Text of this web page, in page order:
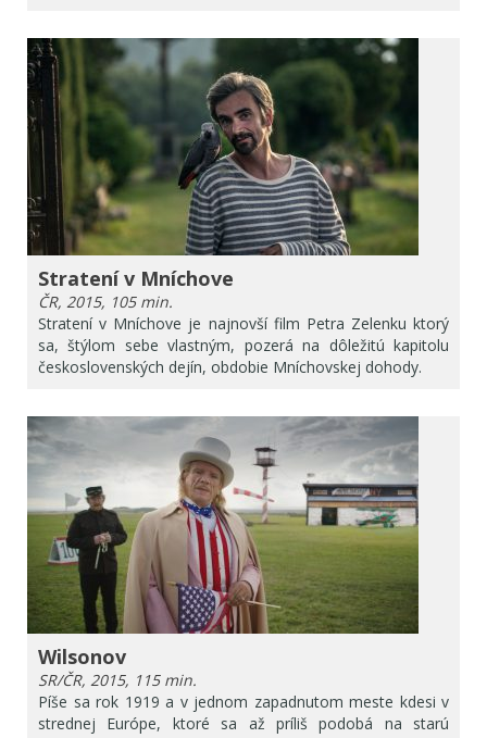
Stratení v Mníchove
ČR, 2015, 105 min.
Stratení v Mníchove je najnovší film Petra Zelenku ktorý
sa, štýlom sebe vlastným, pozerá na dôležitú kapitolu
československých dejín, obdobie Mníchovskej dohody.
Wilsonov
SR/ČR, 2015, 115 min.
Píše sa rok 1919 a v jednom zapadnutom meste kdesi v
strednej Európe, ktoré sa až príliš podobá na starú